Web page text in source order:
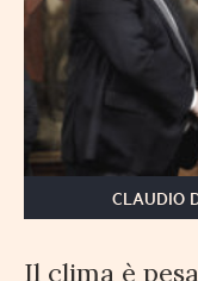
CLAUDIO
Il clima è